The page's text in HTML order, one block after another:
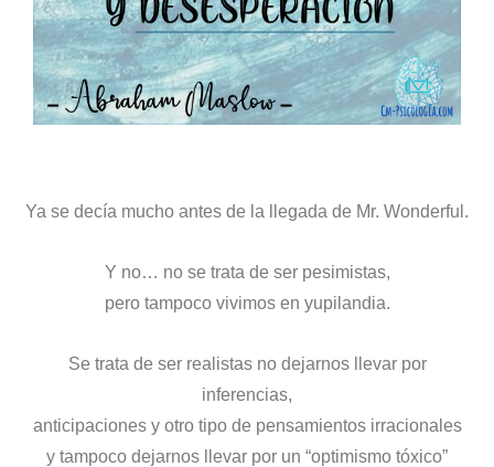
Ya se decía mucho antes de la llegada de Mr. Wonderful.
Y no… no se trata de ser pesimistas,
pero tampoco vivimos en yupilandia.
Se trata de ser realistas no dejarnos llevar por
inferencias,
anticipaciones y otro tipo de pensamientos irracionales
y tampoco dejarnos llevar por un “optimismo tóxico”